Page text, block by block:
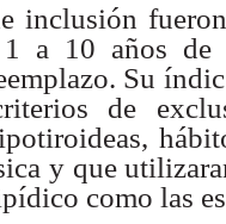
inclusión
a 10 años de
Su
de
y que
como las